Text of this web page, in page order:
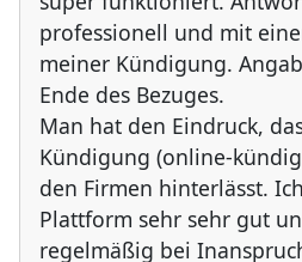
professionell und mit
meiner Kündigung.
Ende des Bezuges.
Man hat den Eindruck,
Kündigung (online-
den Firmen hinterlässt.
Plattform sehr sehr gut
regelmäßig bei